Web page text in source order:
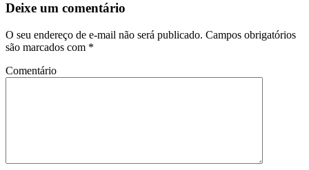
Deixe um comentário
O seu endereço de e-mail não será publicado. Campos obrigatórios
são marcados com *
Comentário